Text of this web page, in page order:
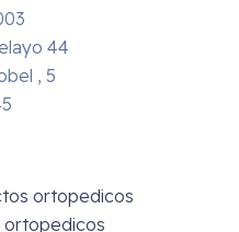
44
, 5
ortopedicos
ortopedicos